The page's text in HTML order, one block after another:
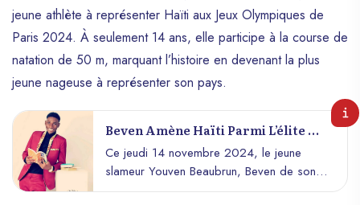
jeune athlète à représenter Haïti aux Jeux Olympiques de
Paris 2024. À seulement 14 ans, elle participe à la course de
natation de 50 m, marquant l’histoire en devenant la plus
jeune nageuse à représenter son pays.
Beven Amène Haïti Parmi L’élite Du
Slam Mondial
Ce jeudi 14 novembre 2024, le jeune
slameur Youven Beaubrun, Beven de son
nom de scène, a qualifié Haïti, pour la